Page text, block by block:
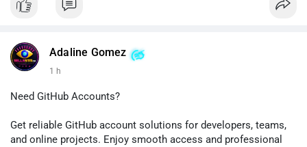
Adaline Gomez
1 h
Need GitHub Accounts?
Get reliable GitHub account solutions for developers, teams,
and online projects. Enjoy smooth access and professional